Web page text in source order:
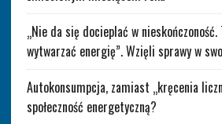
„Nie da się docieplać w nieskończoność.
wytwarzać energię”. Wzięli sprawy w
Autokonsumpcja, zamiast „kręcenia
społeczność energetyczną?